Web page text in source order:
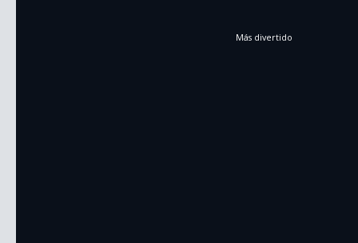
Más divertido